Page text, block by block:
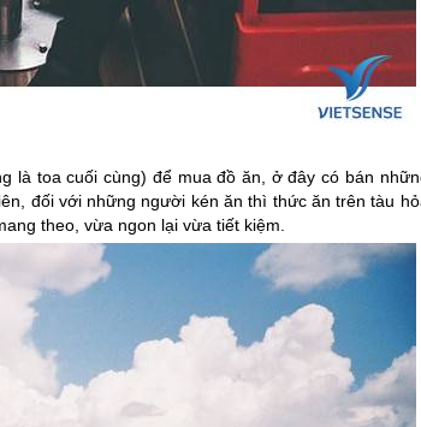
là toa cuối cùng) để mua đồ ăn, ở đây có bán
đối với những người kén ăn thì thức ăn trên tàu
theo, vừa ngon lại vừa tiết kiệm.